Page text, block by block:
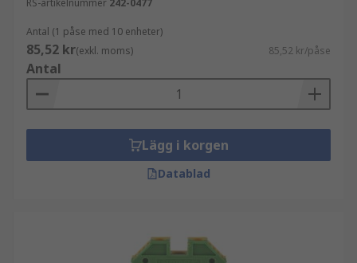
RS-artikelnummer 242-0477
Antal (1 påse med 10 enheter)
85,52 kr(exkl. moms) 85,52 kr/påse
Antal
Lägg i korgen
Datablad